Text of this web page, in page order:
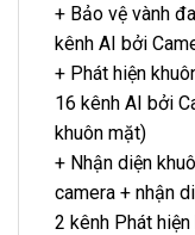
+ Bảo vệ vành
kênh AI bởi
+ Phát hiện
16 kênh AI bởi
khuôn mặt)
+ Nhận diện
camera + nhận
2 kênh Phát